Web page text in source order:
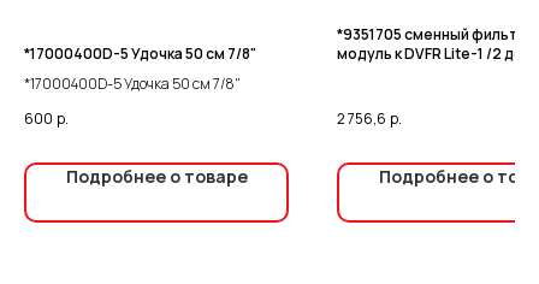
*17000400D-5 Удочка 50 см 7/8"
*17000400D-5 Удочка 50 см 7/8"
600 р.
Подробнее о товаре
*9351705 сменный
модуль к DVFR Lite-1 /2 до
2 756,6 р.
Подробнее о